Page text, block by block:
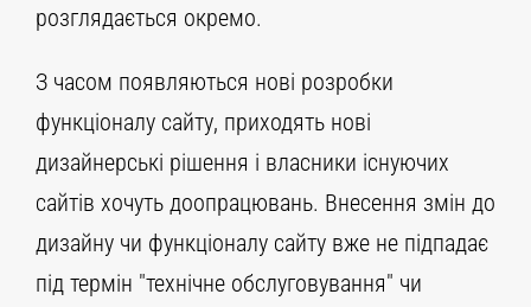
розглядається окремо.
З часом появляються нові розробки
функціоналу сайту, приходять нові
дизайнерські рішення і власники існуючих
сайтів хочуть доопрацювань. Внесення змін до
дизайну чи функціоналу сайту вже не підпадає
під термін "технічне обслуговування" чи